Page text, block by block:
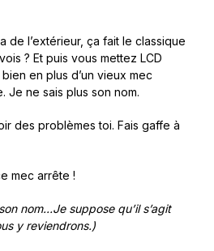
de l’extérieur, ça fait le classique
? Et puis vous mettez LCD
en plus d’un vieux mec
Je ne sais plus son nom.
des problèmes toi. Fais gaffe à
mec arrête !
nom…Je suppose qu’il s’agit
y reviendrons.)